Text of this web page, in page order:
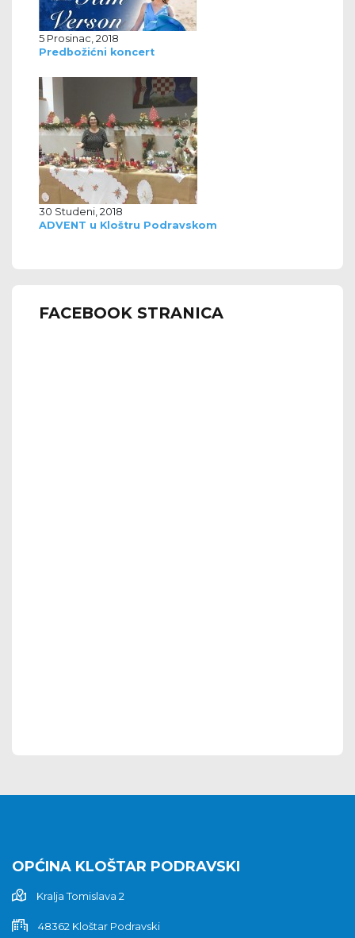
5 Prosinac, 2018
Predbožićni koncert
30 Studeni, 2018
ADVENT u Kloštru Podravskom
FACEBOOK STRANICA
OPĆINA KLOŠTAR PODRAVSKI
Kralja Tomislava 2
48362 Kloštar Podravski